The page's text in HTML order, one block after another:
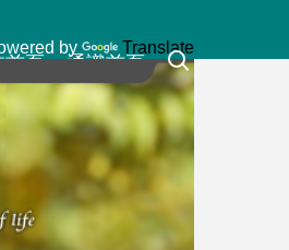
by Translate
首頁 通識首頁